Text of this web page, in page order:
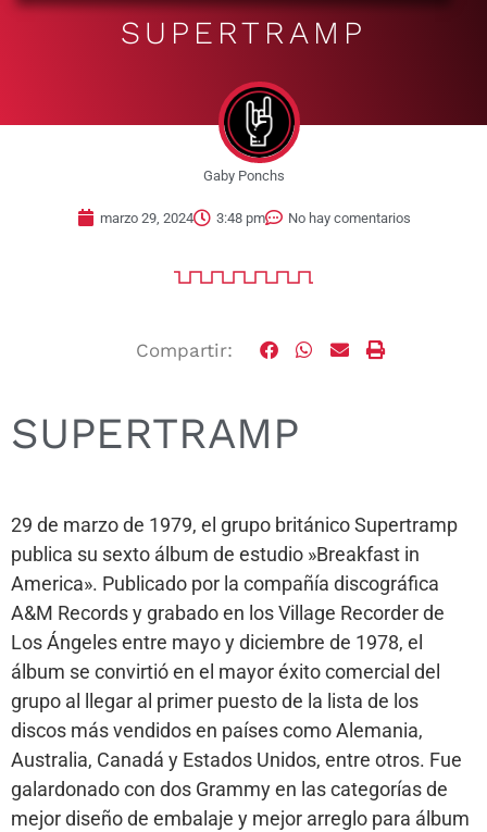
SUPERTRAMP
Gaby Ponchs
marzo 29, 2024 3:48 pm No hay comentarios
Compartir:
SUPERTRAMP
29 de marzo de 1979, el grupo británico Supertramp
publica su sexto álbum de estudio »Breakfast in
America». Publicado por la compañía discográfica
A&M Records y grabado en los Village Recorder de
Los Ángeles entre mayo y diciembre de 1978, el
álbum se convirtió en el mayor éxito comercial del
grupo al llegar al primer puesto de la lista de los
discos más vendidos en países como Alemania,
Australia, Canadá y Estados Unidos, entre otros. Fue
galardonado con dos Grammy en las categorías de
mejor diseño de embalaje y mejor arreglo para álbum